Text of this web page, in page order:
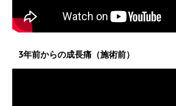
3年前からの成長痛（施術前）